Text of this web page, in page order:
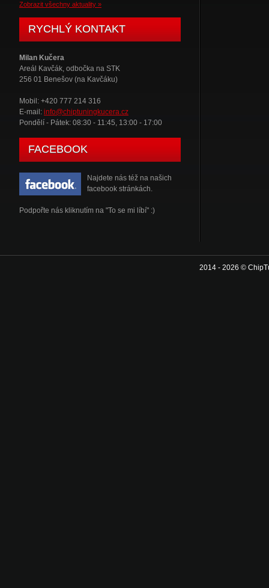
Zobrazit všechny aktuality »
RYCHLÝ KONTAKT
Milan Kučera
Areál Kavčák, odbočka na STK
256 01 Benešov (na Kavčáku)
Mobil: +420 777 214 316
E-mail: info@chiptuningkucera.cz
Pondělí - Pátek: 08:30 - 11:45, 13:00 - 17:00
FACEBOOK
Najdete nás též na našich
facebook stránkách.
Podpořte nás kliknutím na "To se mi líbí" :)
2014 - 2026 ©